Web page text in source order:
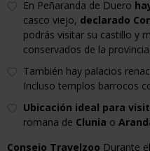
En Peñaranda de Duero
casco viejo, declarado
podrás visitar su castillo y
conservados de la provincia
También hay palacios
Incluso templos barrocos
Ubicación ideal para
romana de Clunia o
Consejo Travelzoo Durante